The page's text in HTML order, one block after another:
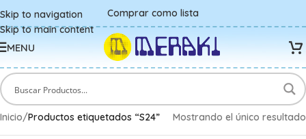
Skip to navigation
Skip to main content
Comprar como lista
MENU
Inicio/Productos etiquetados “S24” Mostrando el único resultado